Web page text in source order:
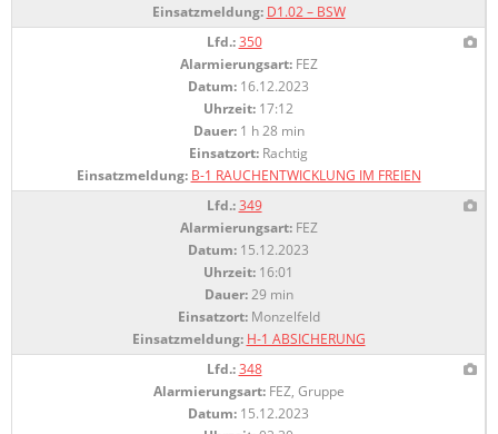
Einsatzmeldung: D1.02 – BSW
Lfd.: 350
Alarmierungsart:FEZ
Datum: 16.12.2023
Uhrzeit: 17:12
Dauer:1 h 28 min
Einsatzort: Rachtig
Einsatzmeldung: B-1 RAUCHENTWICKLUNG IM FREIEN
Lfd.: 349
Alarmierungsart:FEZ
Datum: 15.12.2023
Uhrzeit: 16:01
Dauer:29 min
Einsatzort:Monzelfeld
Einsatzmeldung: H-1 ABSICHERUNG
Lfd.: 348
Alarmierungsart:FEZ, Gruppe
Datum: 15.12.2023